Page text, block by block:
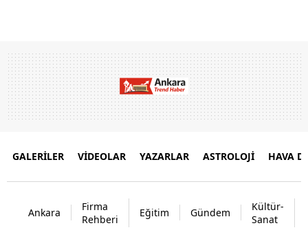
GALERİLER VİDEOLAR YAZARLAR ASTROLOJİ HAVA
Ankara
Firma
Rehberi
Eğitim Gündem
Kültür-
Sanat